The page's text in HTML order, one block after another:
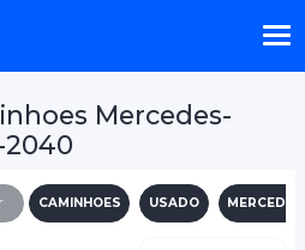
Mercedes-
2040
CAMINHOES USADO